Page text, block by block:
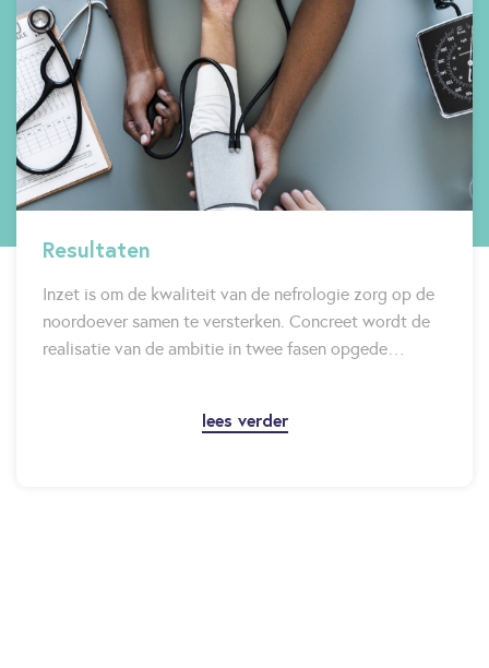
Resultaten
Inzet is om de kwaliteit van de nefrologie zorg op de
noordoever samen te versterken. Concreet wordt de
realisatie van de ambitie in twee fasen opgede…
lees verder